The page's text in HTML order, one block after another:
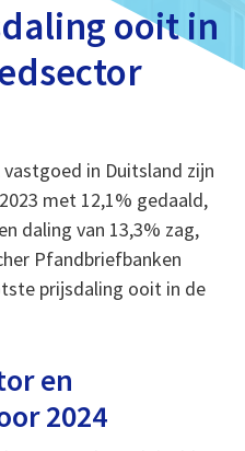
ooit in
in Duitsland zijn
met 12,1% gedaald,
daling van 13,3% zag,
Pfandbriefbanken
prijsdaling ooit in de
en
2024